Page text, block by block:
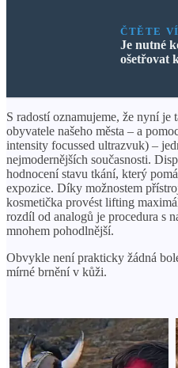
ČTĚTE
Je nutné
ošetřovat
S radostí oznamujeme, že nyní je
obyvatele našeho města – a
intensity focussed ultrazvuk) –
nejmodernějších současnosti.
hodnocení stavu tkání, který
expozice. Díky možnostem
kosmetička provést lifting
rozdíl od analogů je procedura s
mnohem pohodlnější.
Obvykle není prakticky žádná
mírné brnění v kůži.